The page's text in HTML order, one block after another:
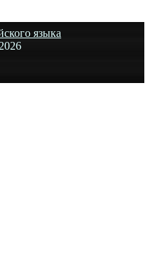
языка